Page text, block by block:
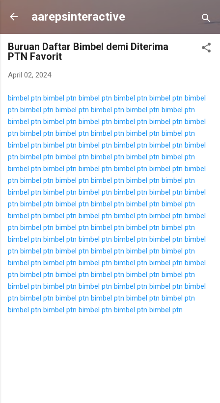
Langsung ke konten utama
aarepsinteractive
Buruan Daftar Bimbel demi Diterima
PTN Favorit
April 02, 2024
bimbel ptn bimbel ptn bimbel ptn bimbel ptn bimbel ptn bimbel
ptn bimbel ptn bimbel ptn bimbel ptn bimbel ptn bimbel ptn
bimbel ptn bimbel ptn bimbel ptn bimbel ptn bimbel ptn bimbel
ptn bimbel ptn bimbel ptn bimbel ptn bimbel ptn bimbel ptn
bimbel ptn bimbel ptn bimbel ptn bimbel ptn bimbel ptn bimbel
ptn bimbel ptn bimbel ptn bimbel ptn bimbel ptn bimbel ptn
bimbel ptn bimbel ptn bimbel ptn bimbel ptn bimbel ptn bimbel
ptn bimbel ptn bimbel ptn bimbel ptn bimbel ptn bimbel ptn
bimbel ptn bimbel ptn bimbel ptn bimbel ptn bimbel ptn bimbel
ptn bimbel ptn bimbel ptn bimbel ptn bimbel ptn bimbel ptn
bimbel ptn bimbel ptn bimbel ptn bimbel ptn bimbel ptn bimbel
ptn bimbel ptn bimbel ptn bimbel ptn bimbel ptn bimbel ptn
bimbel ptn bimbel ptn bimbel ptn bimbel ptn bimbel ptn bimbel
ptn bimbel ptn bimbel ptn bimbel ptn bimbel ptn bimbel ptn
bimbel ptn bimbel ptn bimbel ptn bimbel ptn bimbel ptn bimbel
ptn bimbel ptn bimbel ptn bimbel ptn bimbel ptn bimbel ptn
bimbel ptn bimbel ptn bimbel ptn bimbel ptn bimbel ptn bimbel
ptn bimbel ptn bimbel ptn bimbel ptn bimbel ptn bimbel ptn
bimbel ptn bimbel ptn bimbel ptn bimbel ptn bimbel ptn